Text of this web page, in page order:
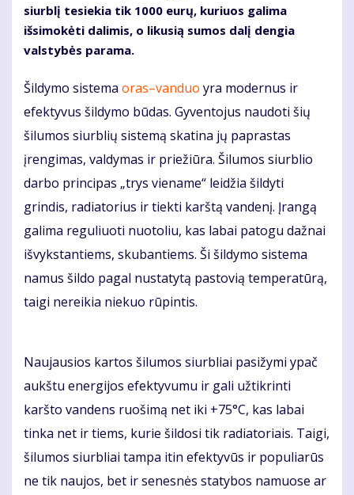
siurblį tesiekia tik 1000 eurų, kuriuos galima
išsimokėti dalimis, o likusią sumos dalį dengia
valstybės parama.
Šildymo sistema oras–vanduo yra modernus ir
efektyvus šildymo būdas. Gyventojus naudoti šių
šilumos siurblių sistemą skatina jų paprastas
įrengimas, valdymas ir priežiūra. Šilumos siurblio
darbo principas „trys viename“ leidžia šildyti
grindis, radiatorius ir tiekti karštą vandenį. Įrangą
galima reguliuoti nuotoliu, kas labai patogu dažnai
išvykstantiems, skubantiems. Ši šildymo sistema
namus šildo pagal nustatytą pastovią temperatūrą,
taigi nereikia niekuo rūpintis.
Naujausios kartos šilumos siurbliai pasižymi ypač
aukštu energijos efektyvumu ir gali užtikrinti
karšto vandens ruošimą net iki +75°C, kas labai
tinka net ir tiems, kurie šildosi tik radiatoriais. Taigi,
šilumos siurbliai tampa itin efektyvūs ir populiarūs
ne tik naujos, bet ir senesnės statybos namuose ar